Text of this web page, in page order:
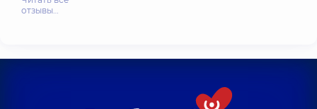
отзывы…